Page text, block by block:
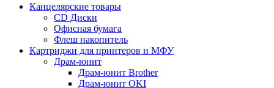
Канцелярские товары
CD Диски
Офисная бумага
Флеш накопитель
Картриджи для принтеров и МФУ
Драм-юнит
Драм-юнит Brother
Драм-юнит OKI